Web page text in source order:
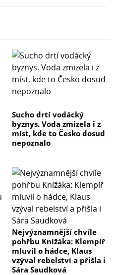
Sucho drtí vodácký
byznys. Voda zmizela i z
míst, kde to Česko dosud
nepoznalo
Nejvýznamnější chvíle
pohřbu Knížáka: Klempíř
mluvil o hádce, Klaus
vzýval rebelství a přišla i
Sára Saudková